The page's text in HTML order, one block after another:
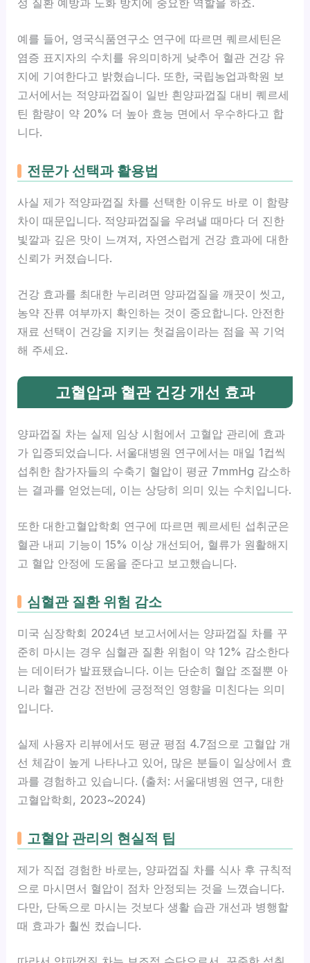
성 질환 예방과 노화 방지에 중요한 역할을 하죠.
예를 들어, 영국식품연구소 연구에 따르면 퀘르세틴은
염증 표지자의 수치를 유의미하게 낮추어 혈관 건강 유
지에 기여한다고 밝혔습니다. 또한, 국립농업과학원 보
고서에서는 적양파껍질이 일반 흰양파껍질 대비 퀘르세
틴 함량이 약 20% 더 높아 효능 면에서 우수하다고 합
니다.
전문가 선택과 활용법
사실 제가 적양파껍질 차를 선택한 이유도 바로 이 함량
차이 때문입니다. 적양파껍질을 우려낼 때마다 더 진한
빛깔과 깊은 맛이 느껴져, 자연스럽게 건강 효과에 대한
신뢰가 커졌습니다.
건강 효과를 최대한 누리려면 양파껍질을 깨끗이 씻고,
농약 잔류 여부까지 확인하는 것이 중요합니다. 안전한
재료 선택이 건강을 지키는 첫걸음이라는 점을 꼭 기억
해 주세요.
고혈압과 혈관 건강 개선 효과
양파껍질 차는 실제 임상 시험에서 고혈압 관리에 효과
가 입증되었습니다. 서울대병원 연구에서는 매일 1컵씩
섭취한 참가자들의 수축기 혈압이 평균 7mmHg 감소하
는 결과를 얻었는데, 이는 상당히 의미 있는 수치입니다.
또한 대한고혈압학회 연구에 따르면 퀘르세틴 섭취군은
혈관 내피 기능이 15% 이상 개선되어, 혈류가 원활해지
고 혈압 안정에 도움을 준다고 보고했습니다.
심혈관 질환 위험 감소
미국 심장학회 2024년 보고서에서는 양파껍질 차를 꾸
준히 마시는 경우 심혈관 질환 위험이 약 12% 감소한다
는 데이터가 발표됐습니다. 이는 단순히 혈압 조절뿐 아
니라 혈관 건강 전반에 긍정적인 영향을 미친다는 의미
입니다.
실제 사용자 리뷰에서도 평균 평점 4.7점으로 고혈압 개
선 체감이 높게 나타나고 있어, 많은 분들이 일상에서 효
과를 경험하고 있습니다. (출처: 서울대병원 연구, 대한
고혈압학회, 2023~2024)
고혈압 관리의 현실적 팁
제가 직접 경험한 바로는, 양파껍질 차를 식사 후 규칙적
으로 마시면서 혈압이 점차 안정되는 것을 느꼈습니다.
다만, 단독으로 마시는 것보다 생활 습관 개선과 병행할
때 효과가 훨씬 컸습니다.